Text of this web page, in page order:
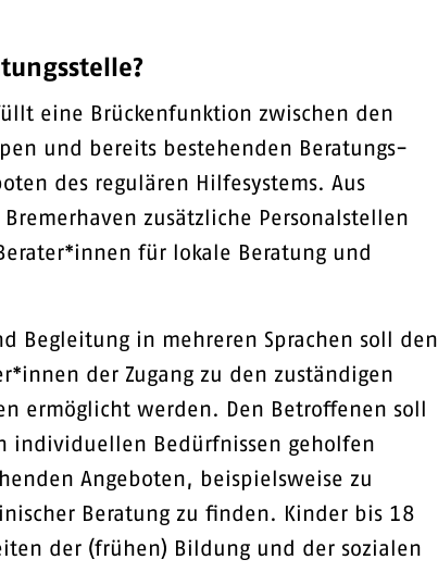
eine Brückenfunktion zwischen den
und bereits bestehenden Beratungs-
des regulären Hilfesystems. Aus
zusätzliche Personalstellen
für lokale Beratung und
Begleitung in mehreren Sprachen soll den
der Zugang zu den zuständigen
ermöglicht werden. Den Betroffenen soll
individuellen Bedürfnissen geholfen
Angeboten, beispielsweise zu
Beratung zu finden. Kinder bis 18
der (frühen) Bildung und der sozialen